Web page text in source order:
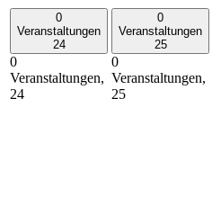
0
Veranstaltungen
24
0
Veranstaltungen,
24
0
Veranstaltungen
25
0
Veranstaltungen,
25